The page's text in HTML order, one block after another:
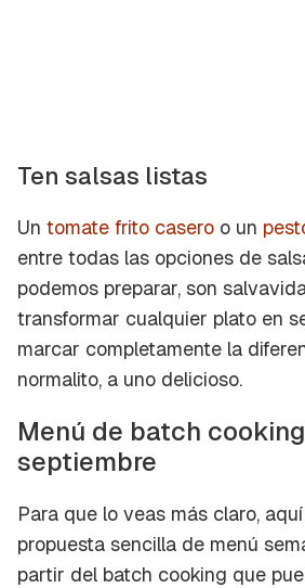
Ten salsas listas
Un tomate frito casero o un
entre todas las opciones de
podemos preparar, son
transformar cualquier plato en
marcar completamente la
normalito, a uno delicioso.
Menú de batch
septiembre
Para que lo veas más claro,
propuesta sencilla de menú
partir del batch cooking que